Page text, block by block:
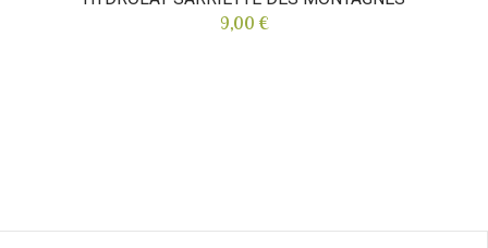
9,00 €